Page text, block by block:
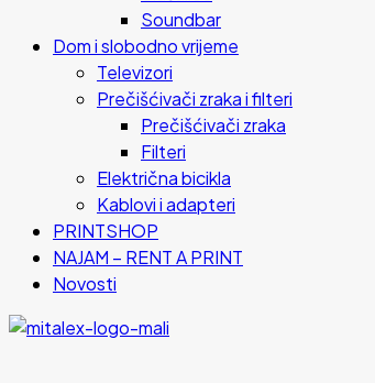
Soundbar
Dom i slobodno vrijeme
Televizori
Prečišćivači zraka i filteri
Prečišćivači zraka
Filteri
Električna bicikla
Kablovi i adapteri
PRINTSHOP
NAJAM – RENT A PRINT
Novosti